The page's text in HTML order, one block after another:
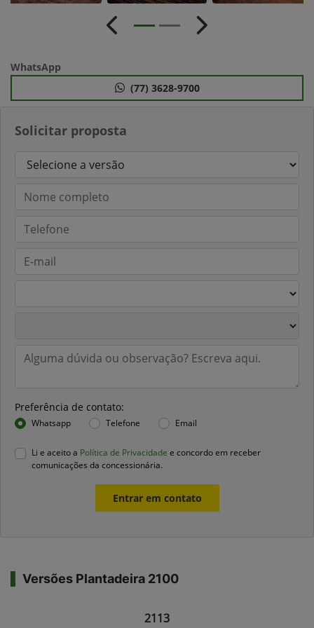
Solicitar proposta
Preferência de contato:
Whatsapp Telefone Email
Li e aceito a Política de Privacidade e concordo em receber
comunicações da concessionária.
Entrar em contato
Anterior Próximo
WhatsApp
(77) 3628-9700
Versões Plantadeira 2100
2113